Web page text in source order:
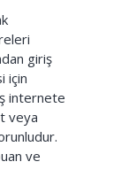
giriş
için
internete
veya
ve